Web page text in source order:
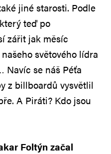
jiné starosti. Podle
teď po
zářit jak měsíc
světového lídra
Navíc se náš Péťa
z billboardů vysvětlil
A Piráti? Kdo jsou
Foltýn začal